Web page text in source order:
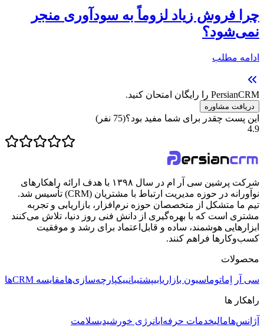
چرا فروش زیاد لزوماً به سودآوری منجر
نمی‌شود؟
ادامه مطلب
PersianCRM را رایگان امتحان کنید.
دریافت مشاوره
این پست چقدر برای شما مفید بود؟(
75 نفر)
4.9
شرکت پرشین سی آر ام در سال ۱۳۹۸ با هدف ارائه راهکارهای
نوآورانه در حوزه مدیریت ارتباط با مشتریان (CRM) تأسیس شد.
تیم ما متشکل از متخصصان حوزه نرم‌افزار، بازاریابی و تجربه
مشتری است که با بهره‌گیری از دانش فنی روز دنیا، تلاش می‌کنند
ابزارهایی هوشمند، ساده و قابل‌اعتماد برای رشد و موفقیت
کسب‌وکارها فراهم کنند.
محصولات
سی آر اِماتوماسیون بازاریابیپشتیبانییکپارچه‌سازی‌هامقایسه CRMها
راهکار ها
آژانس‌هامالیخدمات حرفه‌ایانرژی خورشیدیسلامت